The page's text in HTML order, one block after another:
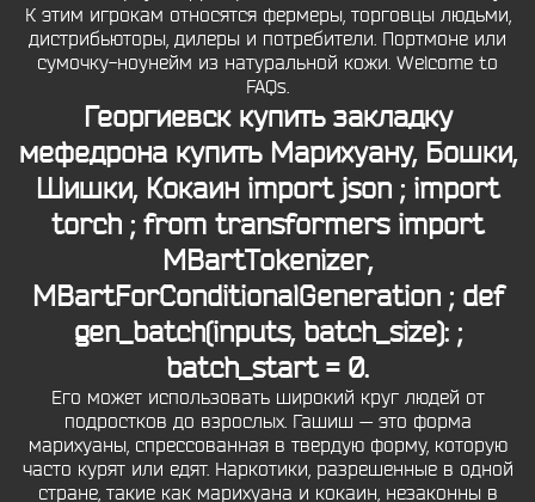
К этим игрокам относятся фермеры, торговцы людьми,
дистрибьюторы, дилеры и потребители. Портмоне или
сумочку-ноунейм из натуральной кожи. Welcome to
FAQs.
Георгиевск купить закладку
мефедронакупить Марихуану, Бошки,
Шишки, Кокаин import json ; import
torch ; from transformers import
MBartTokenizer,
MBartForConditionalGeneration ; def
gen_batch(inputs, batch_size): ;
batch_start = 0.
Его может использовать широкий круг людей от
подростков до взрослых. Гашиш — это форма
марихуаны, спрессованная в твердую форму, которую
часто курят или едят. Наркотики, разрешенные в одной
стране, такие как марихуана и кокаин, незаконны в